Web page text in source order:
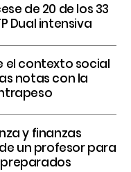
de 20 de los 33
Dual intensiva
el contexto social
notas con la
y finanzas
un profesor para